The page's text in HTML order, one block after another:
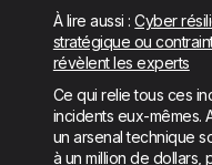
À lire aussi :Cyber
stratégique ou
révèlent les experts
Ce qui relie tous ces
incidents eux-mêmes.
un arsenal technique
à un million de dollars,